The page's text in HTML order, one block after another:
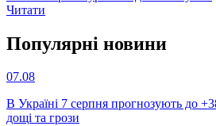
Читати
Популярнi новини
07.08
В Україні 7 серпня прогнозують до
дощі та грози